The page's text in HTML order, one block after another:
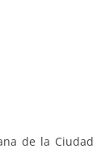
de la